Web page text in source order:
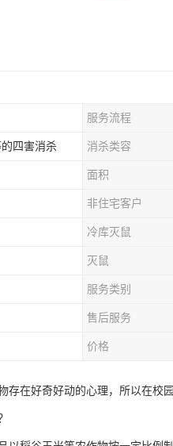
服务流程
四害消杀 消杀类容
面积
非住宅客户
冷库灭鼠
灭鼠
服务类别
售后服务
价格
在好奇好动的心理，所以在校